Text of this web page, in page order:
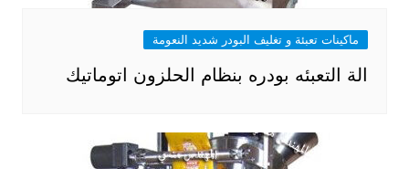
ماكينات تعبئة و تغليف البودر شديد النعومة
الة التعبئه بودره بنظام الحلزون اتوماتيك